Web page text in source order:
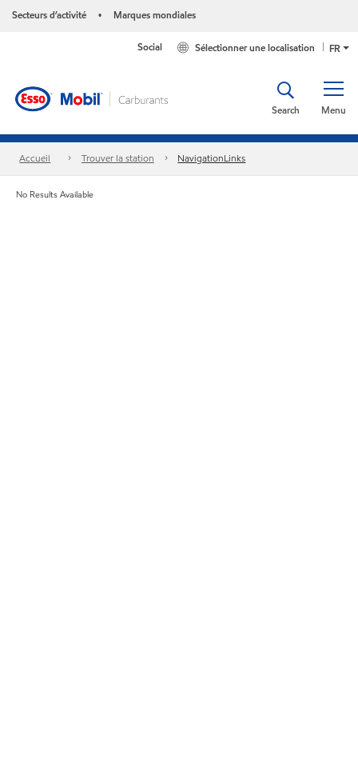
Secteurs d’activité • Marques mondiales
FR
Sélectionner une localisation
Social
Menu
Search
Accueil Trouver la station NavigationLinks
No Results Available